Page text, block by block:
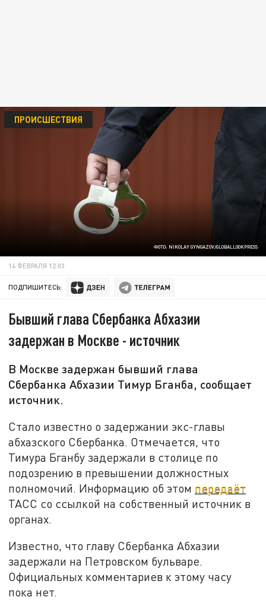
ФОТО: NIKOLAY GYNGAZOV/GLOBALLOOKPRESS
ПРОИСШЕСТВИЯ
14 ФЕВРАЛЯ 12:03
ПОДПИШИТЕСЬ:
Бывший глава Сбербанка Абхазии
задержан в Москве - источник
В Москве задержан бывший глава
Сбербанка Абхазии Тимур Бганба, сообщает
источник.
Стало известно о задержании экс-главы
абхазского Сбербанка. Отмечается, что
Тимура Бганбу задержали в столице по
подозрению в превышении должностных
полномочий. Информацию об этом передаёт
ТАСС со ссылкой на собственный источник в
органах.
Известно, что главу Сбербанка Абхазии
задержали на Петровском бульваре.
Официальных комментариев к этому часу
пока нет.